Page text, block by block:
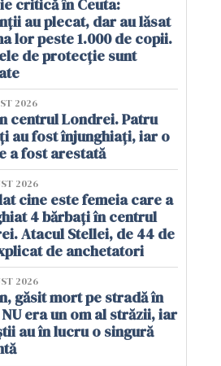
critică în Ceuta:
au plecat, dar au lăsat
lor peste 1.000 de copii.
de protecție sunt
2026
centrul Londrei. Patru
au fost înjunghiați, iar o
a fost arestată
2026
cine este femeia care a
4 bărbați în centrul
Atacul Stellei, de 44 de
de anchetatori
2026
găsit mort pe stradă în
era un om al străzii, iar
au în lucru o singură